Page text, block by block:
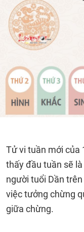
Tử vi tuần mới của
thấy đầu tuần sẽ
người tuổi Dần
việc tưởng chừng
giữa chừng.